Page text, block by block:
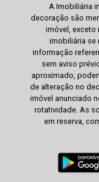
A Imobiliária
decoração são
imóvel,
imobiliária se
informação
sem aviso
aproximado,
de alteração no
imóvel anunciado
rotatividade. As
em reserva,